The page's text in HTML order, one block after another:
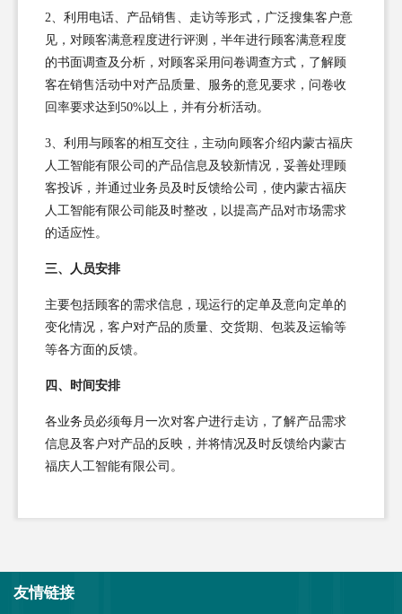
2、利用电话、产品销售、走访等形式，广泛搜集客户意
见，对顾客满意程度进行评测，半年进行顾客满意程度
的书面调查及分析，对顾客采用问卷调查方式，了解顾
客在销售活动中对产品质量、服务的意见要求，问卷收
回率要求达到50%以上，并有分析活动。
3、利用与顾客的相互交往，主动向顾客介绍内蒙古福庆
人工智能有限公司的产品信息及较新情况，妥善处理顾
客投诉，并通过业务员及时反馈给公司，使内蒙古福庆
人工智能有限公司能及时整改，以提高产品对市场需求
的适应性。
三、人员安排
主要包括顾客的需求信息，现运行的定单及意向定单的
变化情况，客户对产品的质量、交货期、包装及运输等
等各方面的反馈。
四、时间安排
各业务员必须每月一次对客户进行走访，了解产品需求
信息及客户对产品的反映，并将情况及时反馈给内蒙古
福庆人工智能有限公司。
友情链接